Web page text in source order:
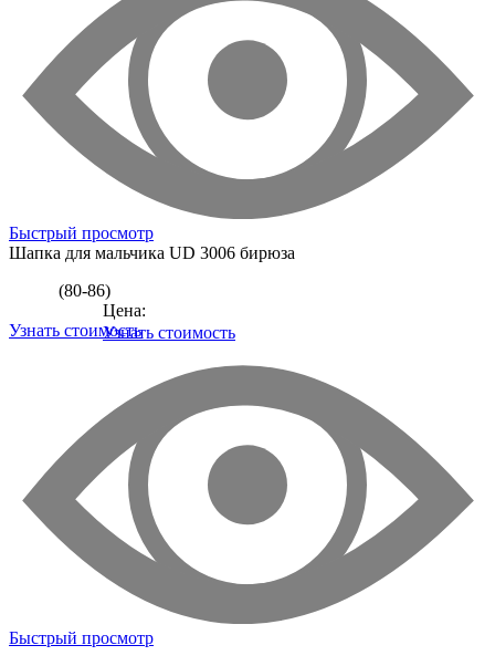
Быстрый просмотр
Шапка для мальчика UD 3006 бирюза
(80-86)
Цена:
Узнать стоимость
Узнать стоимость
Быстрый просмотр